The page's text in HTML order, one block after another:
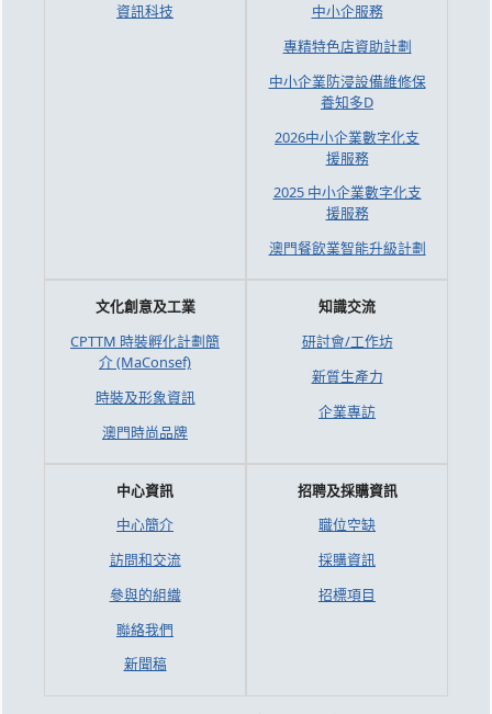
資訊科技
中小企服務
專精特色店資助計劃
中小企業防浸設備維修保
養知多D
2026中小企業數字化支
援服務
2025 中小企業數字化支
援服務
澳門餐飲業智能升級計劃
文化創意及工業
CPTTM 時裝孵化計劃簡
介 (MaConsef)
時裝及形象資訊
澳門時尚品牌
知識交流
研討會/工作坊
新質生產力
企業專訪
中心資訊
中心簡介
訪問和交流
參與的組織
聯絡我們
新聞稿
招聘及採購資訊
職位空缺
採購資訊
招標項目